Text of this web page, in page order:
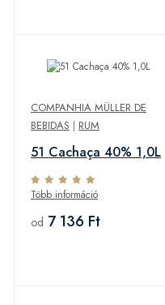
COMPANHIA MÜLLER DE
BEBIDAS | RUM
51 Cachaça 40% 1,0L
Több információ
od 7 136 Ft